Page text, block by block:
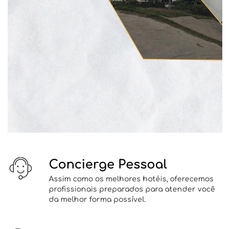
Concierge Pessoal
Assim como os melhores hotéis, oferecemos
profissionais preparados para atender você
da melhor forma possível.